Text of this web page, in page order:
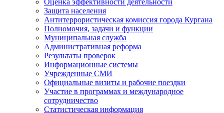
Оценка эффективности деятельности
Защита населения
Антитеррористическая комиссия города Кургана
Полномочия, задачи и функции
Муниципальная служба
Административная реформа
Результаты проверок
Информационные системы
Учрежденные СМИ
Официальные визиты и рабочие поездки
Участие в программах и международное
сотрудничество
Статистическая информация